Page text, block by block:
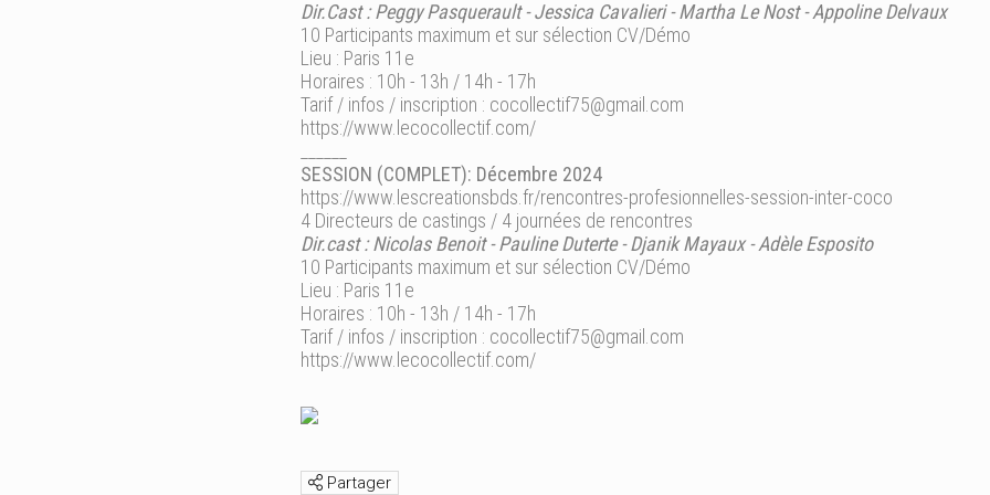
Dir.Cast : Peggy Pasquerault - Jessica Cavalieri - Martha Le Nost - Appoline Delvaux
10 Participants maximum et sur sélection CV/Démo
Lieu : Paris 11e
Horaires : 10h - 13h / 14h - 17h
Tarif / infos / inscription : cocollectif75@gmail.com
https://www.lecocollectif.com/
SESSION (COMPLET): Décembre 2024
https://www.lescreationsbds.fr/rencontres-profesionnelles-session-inter-coco
4 Directeurs de castings / 4 journées de rencontres
Dir.cast : Nicolas Benoit - Pauline Duterte - Djanik Mayaux - Adèle Esposito
10 Participants maximum et sur sélection CV/Démo
Lieu : Paris 11e
Horaires : 10h - 13h / 14h - 17h
Tarif / infos / inscription : cocollectif75@gmail.com
https://www.lecocollectif.com/
Partager